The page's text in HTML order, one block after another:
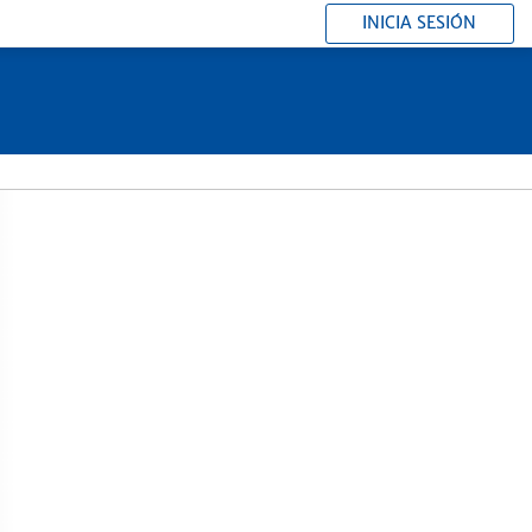
INICIA SESIÓN